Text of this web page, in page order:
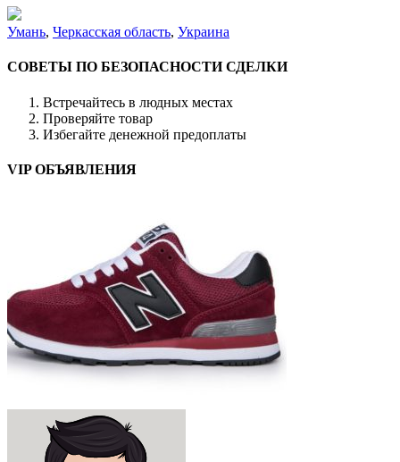
Умань, Черкасская область, Украина
СОВЕТЫ ПО БЕЗОПАСНОСТИ СДЕЛКИ
Встречайтесь в людных местах
Проверяйте товар
Избегайте денежной предоплаты
VIP ОБЪЯВЛЕНИЯ